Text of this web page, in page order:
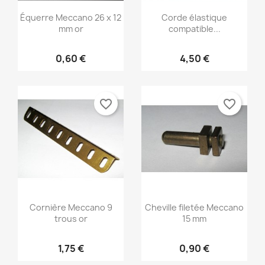
Équerre Meccano 26 x 12
mm or
0,60 €
Corde élastique
compatible...
4,50 €
Cornière Meccano 9
trous or
1,75 €
favorite_border
Cheville filetée Meccano
15 mm
0,90 €
favorite_border